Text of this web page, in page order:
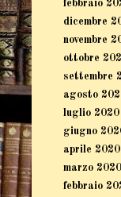
febbraio
dicembre
novembre
ottobre
settembre
agosto
luglio 2020
giugno
aprile 2020
marzo 2020
febbraio